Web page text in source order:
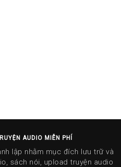
AUDIO MIỄN PHÍ
lập nhằm mục đích lưu trữ và
sách nói, upload truyện audio